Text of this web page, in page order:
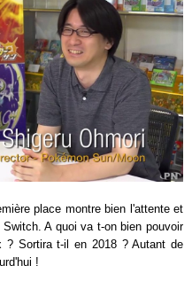
place montre bien l'attente et
A quoi va t-on bien pouvoir
? Sortira t-il en 2018 ? Autant de
!